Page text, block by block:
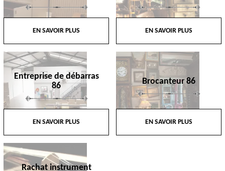
EN SAVOIR PLUS EN SAVOIR PLUS
Entreprise de débarras
86
EN SAVOIR PLUS
Brocanteur 86
EN SAVOIR PLUS
Rachat instrument